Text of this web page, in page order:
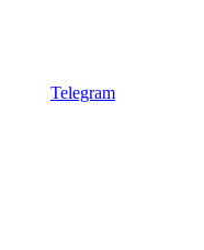
Telegram